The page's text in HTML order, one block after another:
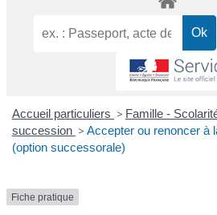
Accueil particuliers > Famille -
succession > Accepter ou renoncer à
(option successorale)
Fiche pratique